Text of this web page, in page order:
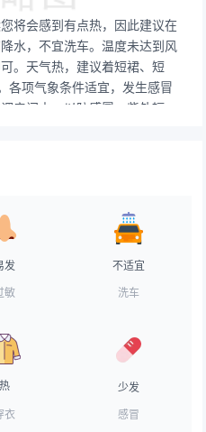
将会感到有点热，因此建议在
水，不宜洗车。温度未达到风
。天气热，建议着短裙、短
各项气象条件适宜，发生感冒
房间中，以防感冒。紫外辐射
交通气象条件良好，车辆可以
户外工作的你要适当调整作业
分。建议用蜜质SPF20面霜打
发
敏
不适宜
洗车
热
衣
少发
感冒